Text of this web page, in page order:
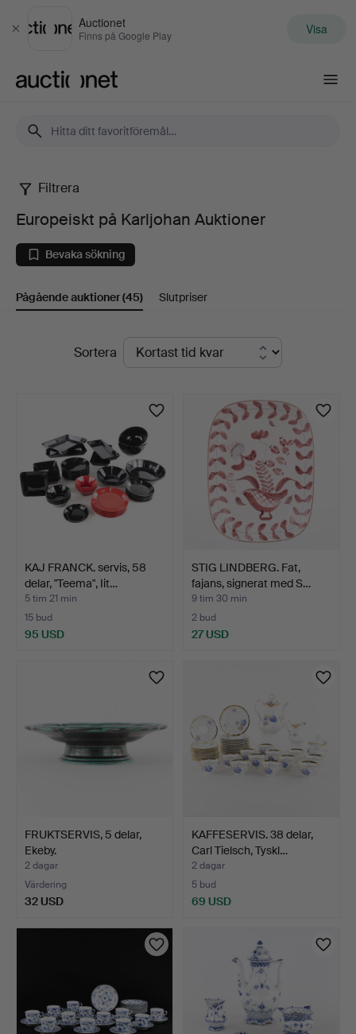
Stäng
Auctionet
Finns på Google Play Visa
Europeiskt
på
Karljohan
Auktioner
Filtrera
Europeiskt på Karljohan Auktioner
Bevaka sökning
Pågående auktioner(45) Slutpriser
PågåendeSortera
KAJ FRANCK. servis, 58
delar, "Teema", Iit…
5 tim 21 min
15 bud
95 USD
STIG LINDBERG. Fat,
fajans, signerat med S…
9 tim 30 min
2 bud
27 USD
FRUKTSERVIS, 5 delar,
Ekeby.
2 dagar
Värdering
32 USD
KAFFESERVIS. 38 delar,
Carl Tielsch, Tyskl…
2 dagar
5 bud
69 USD